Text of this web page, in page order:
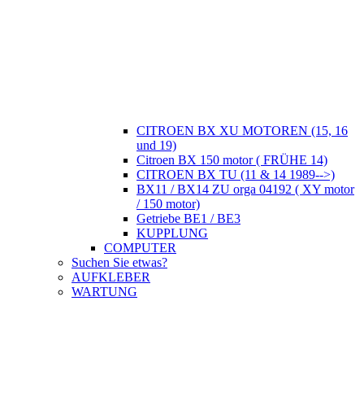
CITROEN BX XU MOTOREN (15, 16
und 19)
Citroen BX 150 motor ( FRÜHE 14)
CITROEN BX TU (11 & 14 1989-->)
BX11 / BX14 ZU orga 04192 ( XY motor
/ 150 motor)
Getriebe BE1 / BE3
KUPPLUNG
COMPUTER
Suchen Sie etwas?
AUFKLEBER
WARTUNG